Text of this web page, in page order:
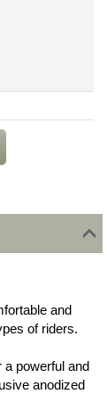
and
of riders.
a powerful and
anodized